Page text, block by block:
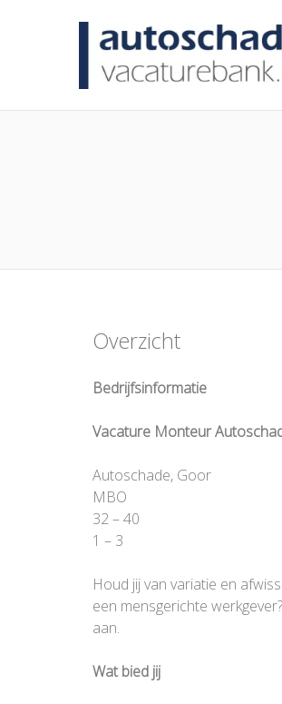
Overzicht
Bedrijfsinformatie
Vacature Monteur
Autoschade, Goor
MBO
32 – 40
1 – 3
Houd jij van variatie en
een mensgerichte
aan.
Wat bied jij